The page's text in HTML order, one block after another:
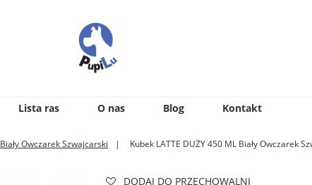
Lista ras O nas Blog Kontakt
Biały Owczarek Szwajcarski Kubek LATTE DUŻY 450 ML Biały Owczarek
DODAJ DO PRZECHOWALNI